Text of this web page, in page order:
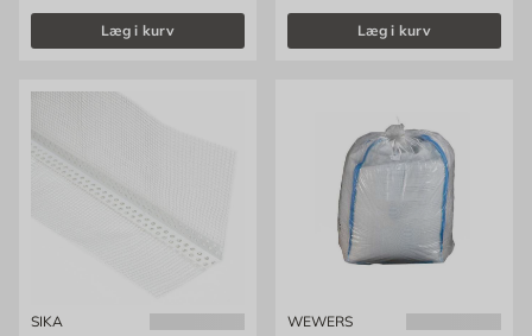
Læg i kurv Læg i kurv
SIKA WEWERS